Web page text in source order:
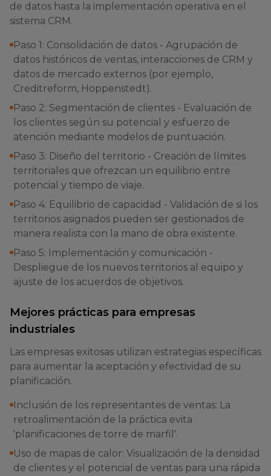
de datos hasta la implementación operativa en el
sistema CRM.
Paso 1: Consolidación de datos - Agrupación de
datos históricos de ventas, interacciones de CRM y
datos de mercado externos (por ejemplo,
Creditreform, Hoppenstedt).
Paso 2: Segmentación de clientes - Evaluación de
los clientes según su potencial y esfuerzo de
atención mediante modelos de puntuación.
Paso 3: Diseño del territorio - Creación de límites
territoriales que ofrezcan un equilibrio entre
potencial y tiempo de viaje.
Paso 4: Equilibrio de capacidad - Validación de si los
territorios asignados pueden ser gestionados de
manera realista con la mano de obra existente.
Paso 5: Implementación y comunicación -
Despliegue de los nuevos territorios al equipo y
ajuste de los acuerdos de objetivos.
Mejores prácticas para empresas
industriales
Las empresas exitosas utilizan estrategias específicas
para aumentar la aceptación y efectividad de su
planificación.
Inclusión de los representantes de ventas: La
retroalimentación de la práctica evita
'planificaciones de torre de marfil'.
Uso de mapas de calor: Visualización de la densidad
de clientes y el potencial de ventas para una rápida